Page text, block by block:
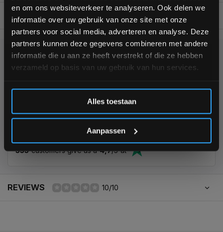
en om ons websiteverkeer te analyseren. Ook delen we
informatie over uw gebruik van onze site met onze
partners voor social media, adverteren en analyse. Deze
partners kunnen deze gegevens combineren met andere
informatie die u aan ze heeft verstrekt of die ze hebben
verzameld op basis van uw gebruik van hun services.
Alles toestaan
Aanpassen
BESCHRIJVING
KUNNEN WE HELPEN?
+31 (0)24 645 1309
355 customers give us a 4,7/5 at
REVIEWS 10/10
Schrijf je in voor onze nieuwsbrief om op de hoogte te
blijven over onze nieuwe producten, deals en meer
interessante info. Ontvang 5% korting op je eerstvolgende
aankoop! 😀
Inschrijven
*Verzendkosten vallen buiten de korting